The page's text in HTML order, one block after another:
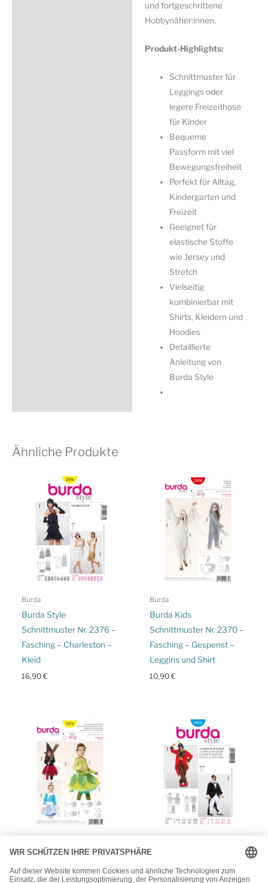
und fortgeschrittene
Hobbynäher:innen.
Produkt-Highlights:
Schnittmuster für
Leggings oder
legere Freizeithose
für Kinder
Bequeme
Passform mit viel
Bewegungsfreiheit
Perfekt für Alltag,
Kindergarten und
Freizeit
Geeignet für
elastische Stoffe
wie Jersey und
Stretch
Vielseitig
kombinierbar mit
Shirts, Kleidern und
Hoodies
Detaillierte
Anleitung von
Burda Style
Ähnliche Produkte
Burda
Burda Style
Schnittmuster Nr. 2376 –
Fasching – Charleston –
Kleid
16,90€
Burda
Burda Kids
Schnittmuster Nr. 2370 –
Fasching – Gespenst –
Leggins und Shirt
10,90€
Schnittmuster Nr. 2371 –
Schnittmuster Nr. 2415 –